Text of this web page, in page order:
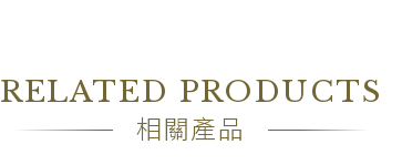
RELATED PRODUCTS
相關產品